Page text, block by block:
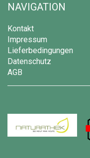
NAVIGATION
Kontakt
Impressum
Lieferbedingungen
Datenschutz
AGB